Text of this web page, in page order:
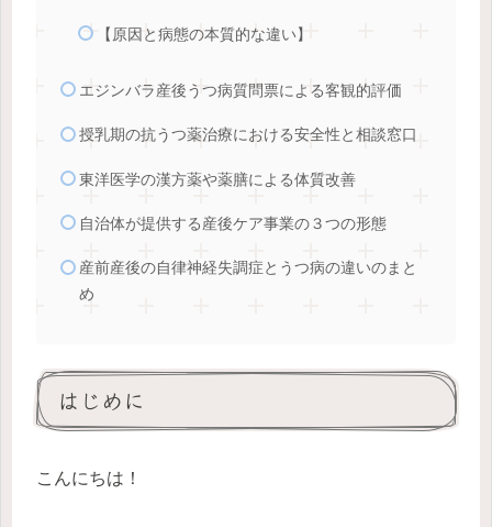
【原因と病態の本質的な違い】
エジンバラ産後うつ病質問票による客観的評価
授乳期の抗うつ薬治療における安全性と相談窓口
東洋医学の漢方薬や薬膳による体質改善
自治体が提供する産後ケア事業の３つの形態
産前産後の自律神経失調症とうつ病の違いのまと
め
はじめに
こんにちは！